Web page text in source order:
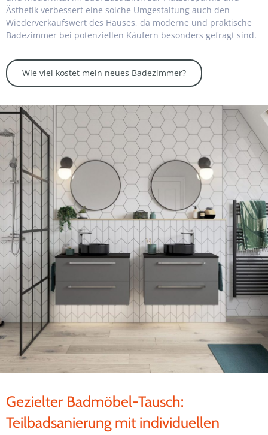
Ästhetik verbessert eine solche Umgestaltung auch den
Wiederverkaufswert des Hauses, da moderne und praktische
Badezimmer bei potenziellen Käufern besonders gefragt sind.
Wie viel kostet mein neues Badezimmer?
Gezielter Badmöbel-Tausch:
Teilbadsanierung mit individuellen